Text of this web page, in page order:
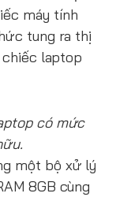
máy tính
tung ra thị
laptop
có mức
một bộ xử lý
8GB cùng